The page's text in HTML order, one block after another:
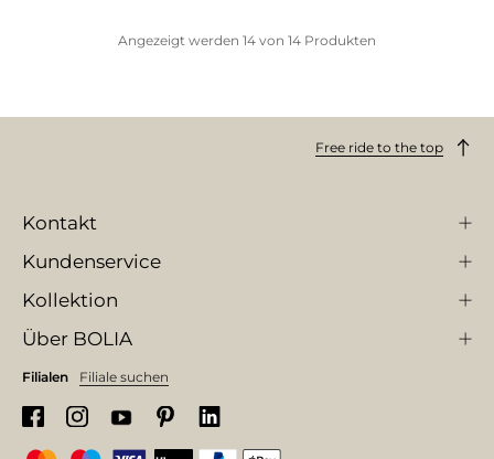
Angezeigt werden 14 von 14 Produkten
Free ride to the top
Kontakt
Kundenservice
Kollektion
Über BOLIA
Filialen Filiale suchen